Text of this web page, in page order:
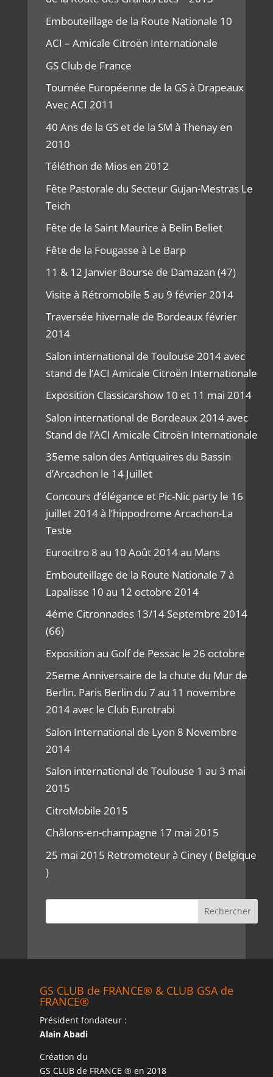
Embouteillage de la Route Nationale 10
ACI – Amicale Citroën Internationale
GS Club de France
Tournée Européenne de la GS à Drapeaux
Avec ACI 2011
40 Ans de la GS et de la SM à Thenay en
2010
Téléthon de Mios en 2012
Fête Pastorale du Secteur Gujan-Mestras Le
Teich
Fête de la Saint Maurice à Belin Beliet
Fête de la Fougasse à Le Barp
11 & 12 Janvier Bourse de Damazan (47)
Visite à Rétromobile 5 au 9 février 2014
Traversée hivernale de Bordeaux février
2014
Salon international de Toulouse 2014 avec
stand de l’ACI Amicale Citroën Internationale
Exposition Classicarshow 10 et 11 mai 2014
Salon international de Bordeaux 2014 avec
Stand de l’ACI Amicale Citroën Internationale
35eme salon des Antiquaires du Bassin
d’Arcachon le 14 Juillet
Concours d’élégance et Pic-Nic party le 16
juillet 2014 à l’hippodrome Arcachon-La
Teste
Eurocitro 8 au 10 Août 2014 au Mans
Embouteillage de la Route Nationale 7 à
Lapalisse 10 au 12 octobre 2014
4éme Citronnades 13/14 Septembre 2014
(66)
Exposition au Golf de Pessac le 26 octobre
25eme Anniversaire de la chute du Mur de
Berlin. Paris Berlin du 7 au 11 novembre
2014 avec le Club Eurotrabi
Salon International de Lyon 8 Novembre
2014
Salon international de Toulouse 1 au 3 mai
2015
CitroMobile 2015
Châlons-en-champagne 17 mai 2015
25 mai 2015 Retromoteur à Ciney ( Belgique
)
GS CLUB de FRANCE® & CLUB GSA de
FRANCE®
Président fondateur :
Alain Abadi
Création du
GS CLUB de FRANCE ® en 2018